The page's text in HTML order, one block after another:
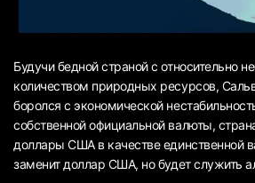
Будучи бедной страной с относительно
количеством природных ресурсов,
боролся с экономической
собственной официальной валюты,
доллары США в качестве единственной
заменит доллар США, но будет служить